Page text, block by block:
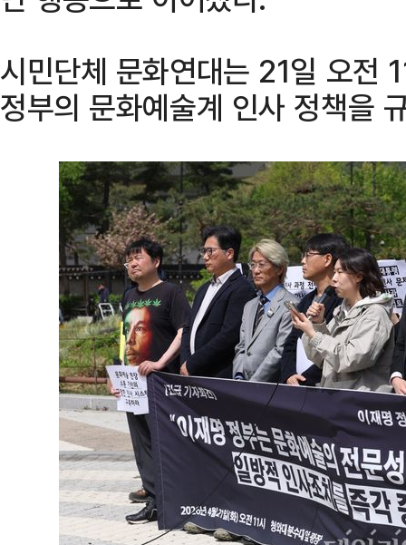
시민단체 문화연대는 21일 오전
정부의 문화예술계 인사 정책을